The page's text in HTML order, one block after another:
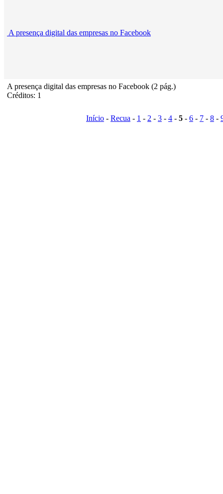
A presença digital das empresas no Facebook
A presença digital das empresas no Facebook (2 pág.)
Créditos: 1
Início - Recua - 1 - 2 - 3 - 4 - 5 - 6 - 7 - 8 -